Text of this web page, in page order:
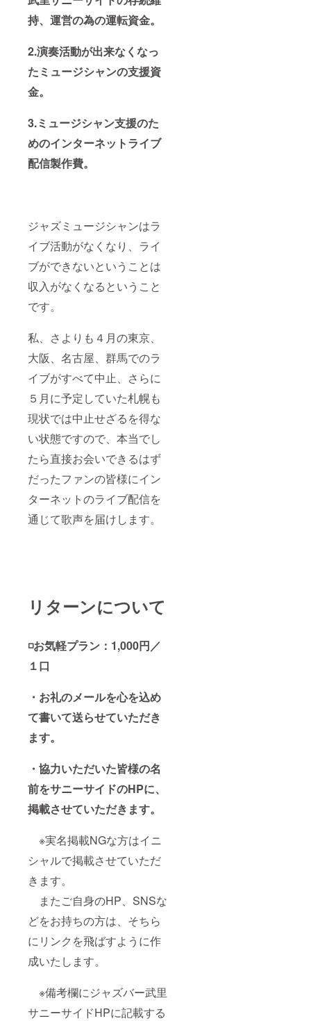
持、運営の為の運転資金。
2.演奏活動が出来なくなっ
たミュージシャンの支援資
金。
3.ミュージシャン支援のた
めのインターネットライブ
配信製作費。
ジャズミュージシャンはラ
イブ活動がなくなり、ライ
ブができないということは
収入がなくなるということ
です。
私、さよりも４月の東京、
大阪、名古屋、群馬でのラ
イブがすべて中止、さらに
５月に予定していた札幌も
現状では中止せざるを得な
い状態ですので、本当でし
たら直接お会いできるはず
だったファンの皆様にイン
ターネットのライブ配信を
通じて歌声を届けします。
リターンについて
◽️お気軽プラン：1,000円／
１口
・お礼のメールを心を込め
て書いて送らせていただき
ます。
・協力いただいた皆様の名
前をサニーサイドのHPに、
掲載させていただきます。
※実名掲載NGな方はイニ
シャルで掲載させていただ
きます。
またご自身のHP、SNSな
どをお持ちの方は、そちら
にリンクを飛ばすように作
成いたします。
※備考欄にジャズバー武里
サニーサイドHPに記載する